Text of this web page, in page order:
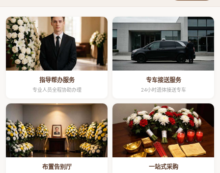
指导帮办服务
专业人员全程协助办理
专车接送服务
24小时遗体接送专车
布置告别厅 一站式采购